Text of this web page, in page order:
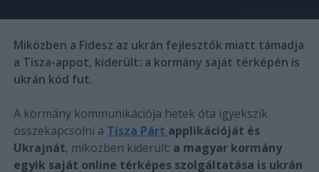
Miközben a Fidesz az ukrán fejlesztők miatt támadja
a Tisza-appot, kiderült: a kormány saját térképén is
ukrán kód fut.
A kormány kommunikációja hetek óta igyekszik
összekapcsolni a Tisza Párt applikációját és
Ukrajnát, miközben kiderült: a magyar kormány
egyik saját online térképes szolgáltatása is ukrán